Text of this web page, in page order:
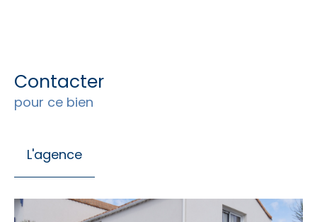
Contacter
pour ce bien
L'agence